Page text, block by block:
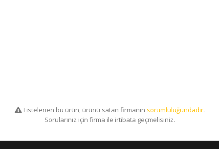
Listelenen bu ürün, ürünü satan firmanın sorumluluğundadır.
Sorularınız için firma ile irtibata geçmelisiniz.